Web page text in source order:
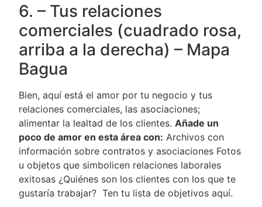
6. – Tus relaciones
comerciales (cuadrado rosa,
arriba a la derecha) – Mapa
Bagua
Bien, aquí está el amor por tu negocio y tus
relaciones comerciales, las asociaciones;
alimentar la lealtad de los clientes. Añade un
poco de amor en esta área con: Archivos con
información sobre contratos y asociaciones Fotos
u objetos que simbolicen relaciones laborales
exitosas ¿Quiénes son los clientes con los que te
gustaría trabajar? Ten tu lista de objetivos aquí.